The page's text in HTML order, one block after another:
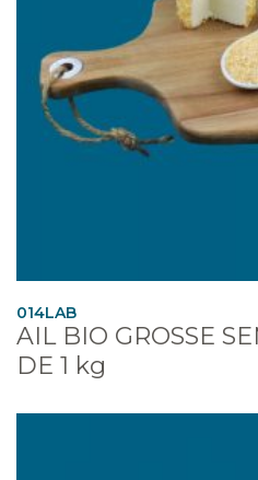
014LAB
AIL BIO GROSSE
DE 1 kg